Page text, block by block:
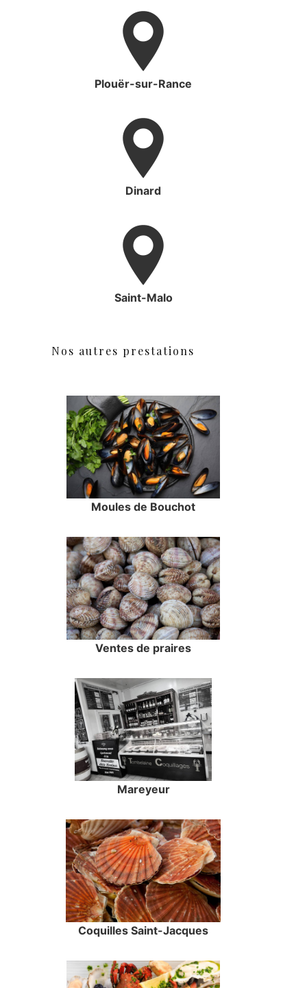
Plouër-sur-Rance
Dinard
Saint-Malo
Nos autres prestations
Moules de Bouchot
Ventes de praires
Mareyeur
Coquilles Saint-Jacques